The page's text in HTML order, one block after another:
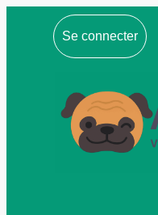
Se connecter